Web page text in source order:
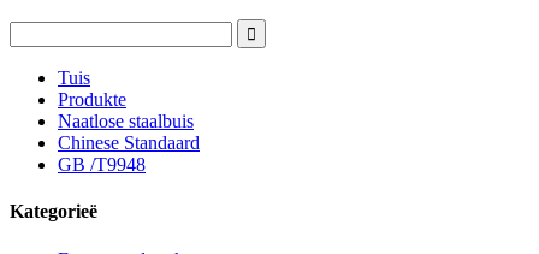
Tuis
Produkte
Naatlose staalbuis
Chinese Standaard
GB /T9948
Kategorieë